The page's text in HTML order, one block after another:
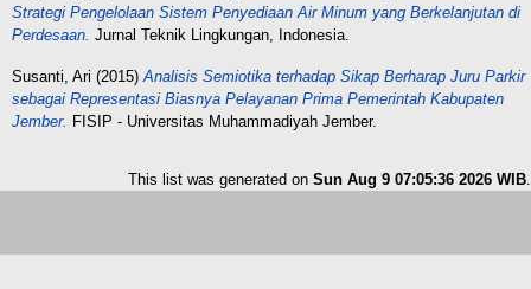
Strategi Pengelolaan Sistem Penyediaan Air Minum yang Berkelanjutan di
Perdesaan. Jurnal Teknik Lingkungan, Indonesia.
Susanti, Ari (2015)Analisis Semiotika terhadap Sikap Berharap Juru Parkir
sebagai Representasi Biasnya Pelayanan Prima Pemerintah Kabupaten
Jember. FISIP - Universitas Muhammadiyah Jember.
This list was generated on Sun Aug 9 07:05:36 2026 WIB.